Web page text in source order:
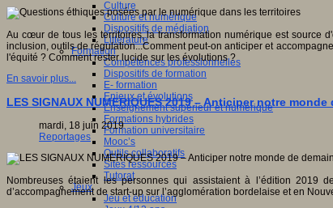
Culture
Culture et numérique
Dispositifs de médiation
Littérature
Formation
Compétences professionnelles
Dispositifs de formation
E- formation
Enjeux et évolutions
Enseignement supérieur et numérique
Formations hybrides
Formation universitaire
Mooc’s
Outils collaboratifs
Sites ressources
Tutorat
Jeux
Jeu et éducation
Au cœur de tous les territoires, la transformation numérique est source
inclusion, outils de régulation...Comment peut-on anticiper et
l'équité ? Comment rester lucide sur les évolutions ?
En savoir plus...
LES SIGNAUX NUMERIQUES 2019 – Anticiper notre monde
mardi, 18 juin 2019
Reportages
Nombreuses étaient les personnes qui assistaient à l’édition 2019
d’accompagnement de start-up sur l’agglomération bordelaise et en